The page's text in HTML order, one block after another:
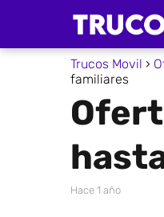
Trucos Movil
familiares
hace 1 año